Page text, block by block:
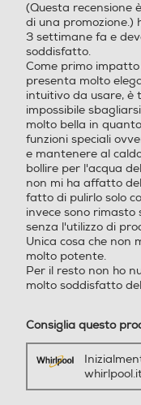
stelle.
(Questa recensione
di una promozione.)
3 settimane fa e
soddisfatto.
Come primo
presenta molto
intuitivo da usare, è
impossibile
molto bella in
funzioni speciali
e mantenere al
bollire per l'acqua
non mi ha affatto
fatto di pulirlo solo
invece sono
senza l'utilizzo di
Unica cosa che non
molto potente.
Per il resto non ho
molto soddisfatto
Consiglia questo